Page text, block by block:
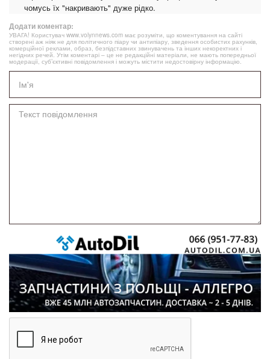
чомусь їх "накривають" дуже рідко.
Додати коментар:
УВАГА! Користувач www.volynnews.com має розуміти, що коментування на сайті
створені аж ніяк не для політичного піару чи антипіару, зведення особистих рахунків,
комерційної реклами, образ, безпідставних звинувачень та інших некоректних і
негідних речей. Утім коментарі – це не редакційні матеріали, не мають попередньої
модерації, суб’єктивні повідомлення і можуть містити недостовірну інформацію.